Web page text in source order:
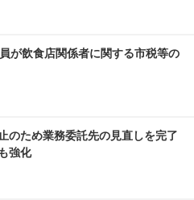
が飲食店関係者に関する市税等の
のため業務委託先の見直しを完了
強化